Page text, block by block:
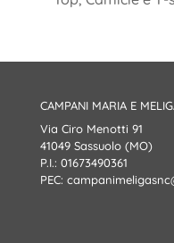
CAMPANI MARIA E
Via Ciro Menotti 91
41049 Sassuolo (MO)
P.I.: 01673490361
PEC: